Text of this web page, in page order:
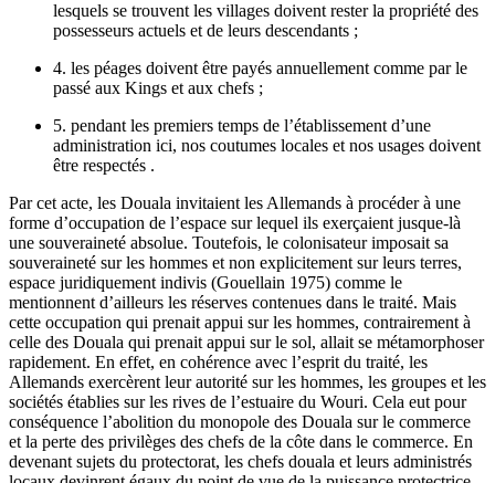
lesquels se trouvent les villages doivent rester la propriété des
possesseurs actuels et de leurs descendants ;
4. les péages doivent être payés annuellement comme par le
passé aux Kings et aux chefs ;
5. pendant les premiers temps de l’établissement d’une
administration ici, nos coutumes locales et nos usages doivent
être respectés .
Par cet acte, les Douala invitaient les Allemands à procéder à une
forme d’occupation de l’espace sur lequel ils exerçaient jusque-là
une souveraineté absolue. Toutefois, le colonisateur imposait sa
souveraineté sur les hommes et non explicitement sur leurs terres,
espace juridiquement indivis (Gouellain 1975) comme le
mentionnent d’ailleurs les réserves contenues dans le traité. Mais
cette occupation qui prenait appui sur les hommes, contrairement à
celle des Douala qui prenait appui sur le sol, allait se métamorphoser
rapidement. En effet, en cohérence avec l’esprit du traité, les
Allemands exercèrent leur autorité sur les hommes, les groupes et les
sociétés établies sur les rives de l’estuaire du Wouri. Cela eut pour
conséquence l’abolition du monopole des Douala sur le commerce
et la perte des privilèges des chefs de la côte dans le commerce. En
devenant sujets du protectorat, les chefs douala et leurs administrés